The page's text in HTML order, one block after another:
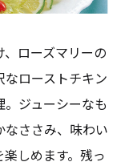
ローズマリーの
ローストチキン
ジューシーなも
ささみ、味わい
しめます。残っ